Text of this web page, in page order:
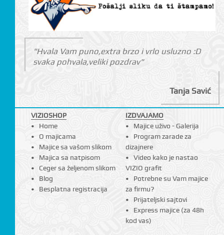
"Hvala Vam puno,extra brzo i vrlo usluzno :D
svaka pohvala,veliki pozdrav"
Tanja Savić
VIZIOSHOP
Home
O majicama
Majice sa vašom slikom
Majica sa natpisom
Ceger sa željenom slikom
Blog
Besplatna registracija
IZDVAJAMO
Majice uživo - Galerija
Program zarade za
dizajnere
Video kako je nastao
VIZIO grafit
Potrebne su Vam majice
za firmu?
Prijateljski sajtovi
Express majice (za 48h
kod vas)